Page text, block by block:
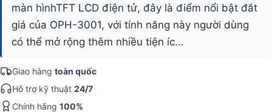
màn hìnhTFT LCD điện tử, đây là điểm nổi bật đắt
giá của OPH-3001, với tính năng này người dùng
có thể mở rộng thêm nhiều tiện íc…
Giao hàng toàn quốc
Hỗ trợ kỹ thuật 24/7
Chính hãng 100%